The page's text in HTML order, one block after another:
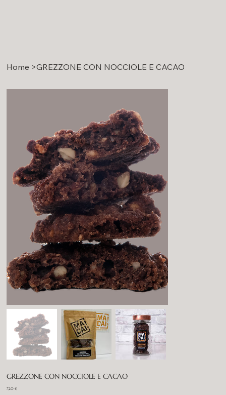
Home >GREZZONE CON NOCCIOLE E CACAO
GREZZONE CON NOCCIOLE E CACAO
Prezzo
7,20 €